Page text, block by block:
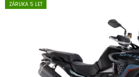
ZÁRUKA 5 LET